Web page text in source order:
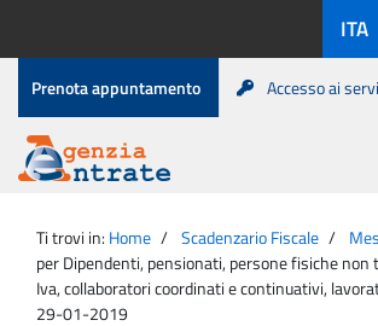
contenuto
ITA
Menu
di
servizio
Prenota appuntamento Accesso ai
Agenzia
Entrate
principale
Ti trovi in: Home Scadenzario Fiscale
per Dipendenti, pensionati, persone fisiche
Iva, collaboratori coordinati e continuativi,
29-01-2019